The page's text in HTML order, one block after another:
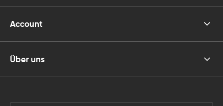
Account
Über uns